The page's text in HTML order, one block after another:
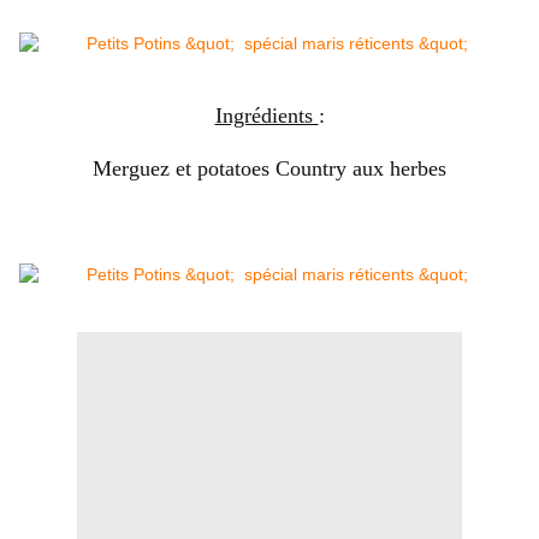
Ingrédients :
Merguez et potatoes Country aux herbes